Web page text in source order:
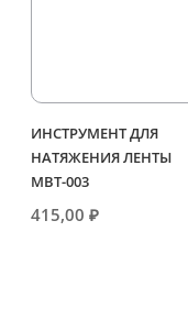
ИНСТРУМЕНТ ДЛЯ
НАТЯЖЕНИЯ ЛЕНТЫ
МВТ-003
415,00 ₽